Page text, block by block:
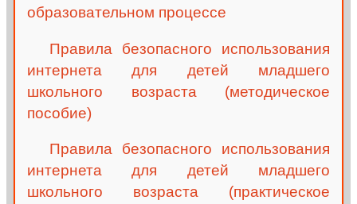
образовательном процессе
Правила безопасного использования
интернета для детей младшего
школьного возраста (методическое
пособие)
Правила безопасного использования
интернета для детей младшего
школьного возраста (практическое